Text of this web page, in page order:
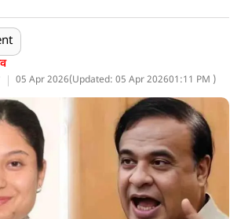
05 Apr 2026(Updated: 05 Apr 202601:11 PM )